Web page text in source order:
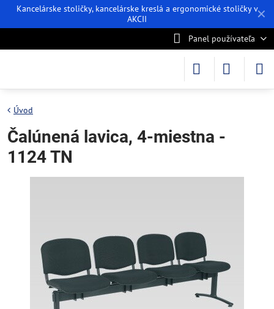
✕
Kancelárske stoličky, kancelárske kreslá a ergonomické stoličky v
AKCII
Panel používateľa
Úvod
Čalúnená lavica, 4-miestna -
1124 TN